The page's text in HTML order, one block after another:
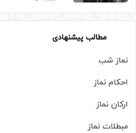
مطالب پیشنهادی
نماز شب
احکام نماز
ارکان نماز
مبطلات نماز